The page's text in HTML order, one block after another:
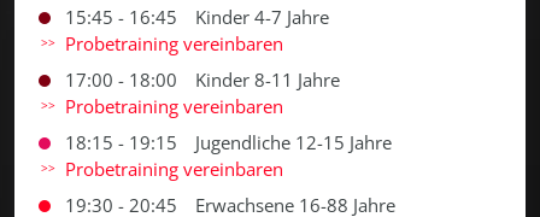
15:45 - 16:45
Kinder 4-7 Jahre
Probetraining vereinbaren
17:00 - 18:00
Kinder 8-11 Jahre
Probetraining vereinbaren
18:15 - 19:15
Jugendliche 12-15 Jahre
Probetraining vereinbaren
19:30 - 20:45
Erwachsene 16-88 Jahre